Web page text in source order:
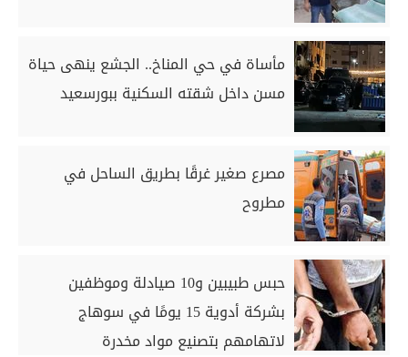
مأساة في حي المناخ.. الجشع ينهى حياة
مسن داخل شقته السكنية ببورسعيد
مصرع صغير غرقًا بطريق الساحل في
مطروح
حبس طبيبين و10 صيادلة وموظفين
بشركة أدوية 15 يومًا في سوهاج
لاتهامهم بتصنيع مواد مخدرة